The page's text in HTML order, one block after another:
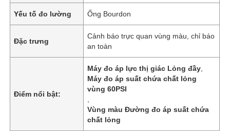
Yếu tố đo lường Ống Bourdon
Đặc trưng
Cảnh báo trực quan vùng màu, chỉ báo
an toàn
Điểm nổi bật:
Máy đo áp lực thị giác Lỏng đầy
Máy đo áp suất chứa chất lỏng
vùng 60PSI
Vùng màu Đường đo áp suất chứa
chất lỏng